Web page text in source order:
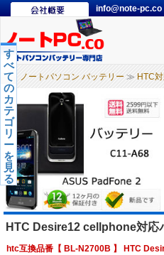
info@note-pc.co
ノートパソコン バッテリー ≫ HTC
す
べ
て
の
カ
テ
ゴ
リ
ー
を
見
る
HTC Desire12 cellphone対応
htc互換品番【 BL-N2700B 】 HTC